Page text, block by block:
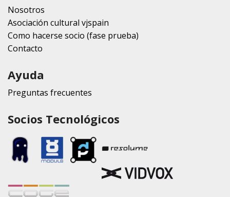
Nosotros
Asociación cultural vjspain
Como hacerse socio (fase prueba)
Contacto
Ayuda
Preguntas frecuentes
Socios Tecnológicos